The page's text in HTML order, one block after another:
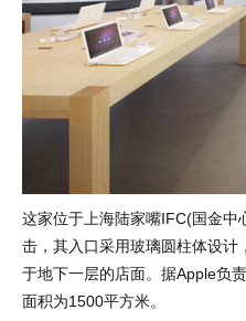
这家位于上海陆家嘴IFC(国金中
击，其入口采用玻璃圆柱体设
于地下一层的店面。据Apple负
面积为1500平方米。